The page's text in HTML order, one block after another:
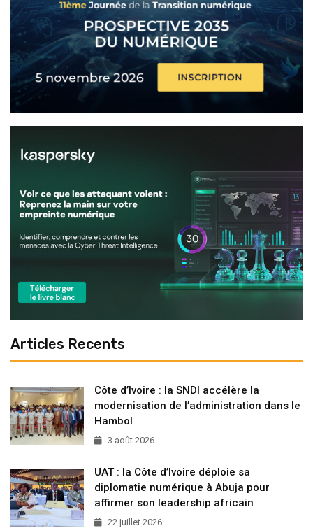
Articles Recents
Côte d’Ivoire : la SNDI accélère la
modernisation de l’administration dans le
Hambol
3 août 2026
UAT : la Côte d’Ivoire déploie sa
diplomatie numérique à Abuja pour
affirmer son leadership africain
22 juillet 2026